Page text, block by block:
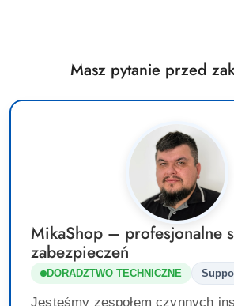
Masz pytanie przed
MikaShop – profesjonalne
zabezpieczeń
DORADZTWO TECHNICZNE
Jesteśmy zespołem czynnych